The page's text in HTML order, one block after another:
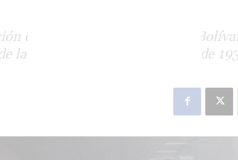
de rieles en el tramo nuevo
la línea, donde aún hay rieles de